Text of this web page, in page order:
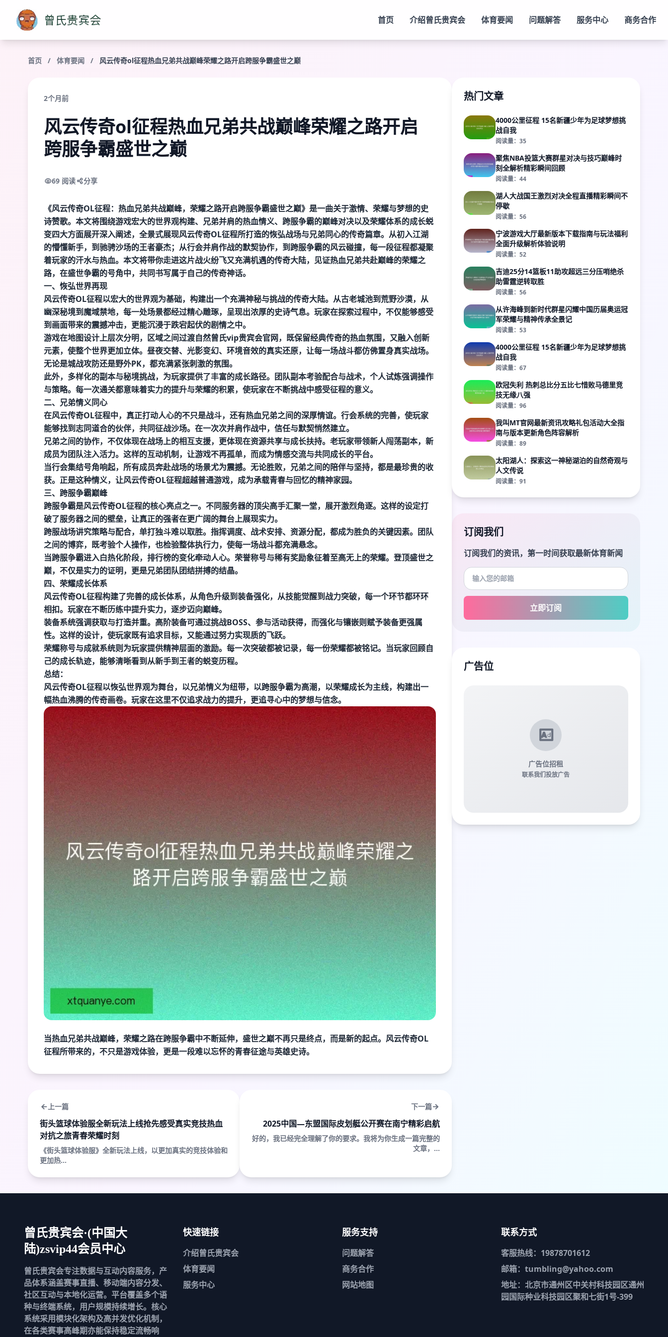
首页 介绍曾氏贵宾会 体育要闻 问题解答 服务中心 商务合作
首页 / 体育要闻 / 风云传奇ol征程热血兄弟共战巅峰荣耀之路开启跨服争霸盛世之巅
2个月前
风云传奇ol征程热血兄弟共战巅峰荣耀之路开启
跨服争霸盛世之巅
69 阅读 分享
《风云传奇OL征程：热血兄弟共战巅峰，荣耀之路开启跨服争霸盛世之巅》是一曲关于激情、荣耀与梦想的史
诗赞歌。本文将围绕游戏宏大的世界观构建、兄弟并肩的热血情义、跨服争霸的巅峰对决以及荣耀体系的成长蜕
变四大方面展开深入阐述，全景式展现风云传奇OL征程所打造的恢弘战场与兄弟同心的传奇篇章。从初入江湖
的懵懂新手，到驰骋沙场的王者豪杰；从行会并肩作战的默契协作，到跨服争霸的风云碰撞，每一段征程都凝聚
着玩家的汗水与热血。本文将带你走进这片战火纷飞又充满机遇的传奇大陆，见证热血兄弟共赴巅峰的荣耀之
路，在盛世争霸的号角中，共同书写属于自己的传奇神话。
一、恢弘世界再现
风云传奇OL征程以宏大的世界观为基础，构建出一个充满神秘与挑战的传奇大陆。从古老城池到荒野沙漠，从
幽深秘境到魔域禁地，每一处场景都经过精心雕琢，呈现出浓厚的史诗气息。玩家在探索过程中，不仅能够感受
到画面带来的震撼冲击，更能沉浸于跌宕起伏的剧情之中。
游戏在地图设计上层次分明，区域之间过渡自然曾氏vip贵宾会官网，既保留经典传奇的热血氛围，又融入创新
元素，使整个世界更加立体。昼夜交替、光影变幻、环境音效的真实还原，让每一场战斗都仿佛置身真实战场。
无论是城战攻防还是野外PK，都充满紧张刺激的氛围。
此外，多样化的副本与秘境挑战，为玩家提供了丰富的成长路径。团队副本考验配合与战术，个人试炼强调操作
与策略。每一次通关都意味着实力的提升与荣耀的积累，使玩家在不断挑战中感受征程的意义。
二、兄弟情义同心
在风云传奇OL征程中，真正打动人心的不只是战斗，还有热血兄弟之间的深厚情谊。行会系统的完善，使玩家
能够找到志同道合的伙伴，共同征战沙场。在一次次并肩作战中，信任与默契悄然建立。
兄弟之间的协作，不仅体现在战场上的相互支援，更体现在资源共享与成长扶持。老玩家带领新人闯荡副本，新
成员为团队注入活力。这样的互动机制，让游戏不再孤单，而成为情感交流与共同成长的平台。
当行会集结号角响起，所有成员奔赴战场的场景尤为震撼。无论胜败，兄弟之间的陪伴与坚持，都是最珍贵的收
获。正是这种情义，让风云传奇OL征程超越普通游戏，成为承载青春与回忆的精神家园。
三、跨服争霸巅峰
跨服争霸是风云传奇OL征程的核心亮点之一。不同服务器的顶尖高手汇聚一堂，展开激烈角逐。这样的设定打
破了服务器之间的壁垒，让真正的强者在更广阔的舞台上展现实力。
跨服战场讲究策略与配合，单打独斗难以取胜。指挥调度、战术安排、资源分配，都成为胜负的关键因素。团队
之间的博弈，既考验个人操作，也检验整体执行力，使每一场战斗都充满悬念。
当跨服争霸进入白热化阶段，排行榜的变化牵动人心。荣誉称号与稀有奖励象征着至高无上的荣耀。登顶盛世之
巅，不仅是实力的证明，更是兄弟团队团结拼搏的结晶。
四、荣耀成长体系
风云传奇OL征程构建了完善的成长体系，从角色升级到装备强化，从技能觉醒到战力突破，每一个环节都环环
相扣。玩家在不断历练中提升实力，逐步迈向巅峰。
装备系统强调获取与打造并重。高阶装备可通过挑战BOSS、参与活动获得，而强化与镶嵌则赋予装备更强属
性。这样的设计，使玩家既有追求目标，又能通过努力实现质的飞跃。
荣耀称号与成就系统则为玩家提供精神层面的激励。每一次突破都被记录，每一份荣耀都被铭记。当玩家回顾自
己的成长轨迹，能够清晰看到从新手到王者的蜕变历程。
总结：
风云传奇OL征程以恢弘世界观为舞台，以兄弟情义为纽带，以跨服争霸为高潮，以荣耀成长为主线，构建出一
幅热血沸腾的传奇画卷。玩家在这里不仅追求战力的提升，更追寻心中的梦想与信念。
当热血兄弟共战巅峰，荣耀之路在跨服争霸中不断延伸，盛世之巅不再只是终点，而是新的起点。风云传奇OL
征程所带来的，不只是游戏体验，更是一段难以忘怀的青春征途与英雄史诗。
上一篇
街头篮球体验服全新玩法上线抢先感受真实竞技热血
对抗之旅青春荣耀时刻
《街头篮球体验服》全新玩法上线，以更加真实的竞技体验和
更加热...
下一篇
2025中国—东盟国际皮划艇公开赛在南宁精彩启航
好的，我已经完全理解了你的要求。我将为你生成一篇完整的
文章，...
热门文章
4000公里征程 15名新疆少年为足球梦想挑
战自我
阅读量：35
聚焦NBA投篮大赛群星对决与技巧巅峰时
刻全解析精彩瞬间回顾
阅读量：44
湖人大战国王激烈对决全程直播精彩瞬间不
停歇
阅读量：56
宁波游戏大厅最新版本下载指南与玩法福利
全面升级解析体验说明
阅读量：52
吉迪25分14篮板11助攻超远三分压哨绝杀
助雷霆逆转取胜
阅读量：56
从许海峰到新时代群星闪耀中国历届奥运冠
军荣耀与精神传承全景记
阅读量：53
4000公里征程 15名新疆少年为足球梦想挑
战自我
阅读量：67
欧冠失利 热刺总比分五比七惜败马德里竞
技无缘八强
阅读量：96
我叫MT官网最新资讯攻略礼包活动大全指
南与版本更新角色阵容解析
阅读量：89
太阳湖人：探索这一神秘湖泊的自然奇观与
人文传说
阅读量：91
订阅我们
订阅我们的资讯，第一时间获取最新体育新闻
立即订阅
广告位
广告位招租
联系我们投放广告
曾氏贵宾会·(中国大
陆)zsvip44会员中心
曾氏贵宾会专注数据与互动内容服务，产
品体系涵盖赛事直播、移动端内容分发、
社区互动与本地化运营。平台覆盖多个语
种与终端系统，用户规模持续增长。核心
系统采用模块化架构及高并发优化机制，
在各类赛事高峰期亦能保持稳定流畅响
快速链接
介绍曾氏贵宾会
体育要闻
服务中心
服务支持
问题解答
商务合作
网站地图
联系方式
客服热线：19878701612
邮箱：tumbling@yahoo.com
地址：北京市通州区中关村科技园区通州
园国际种业科技园区聚和七街1号-399